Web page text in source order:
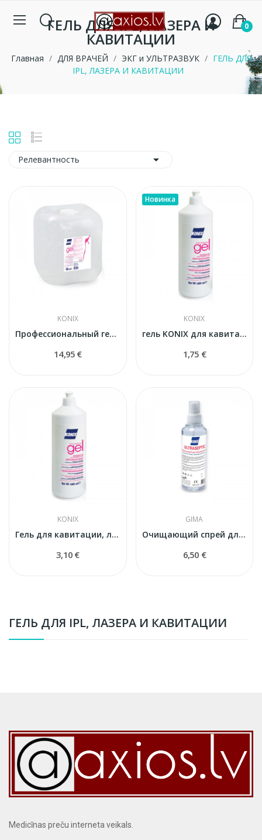
0
ГЕЛЬ ДЛЯ IPL, ЛАЗЕРА И
КАВИТАЦИИ
Главная ДЛЯ ВРАЧЕЙ ЭКГ и УЛЬТРАЗВУК
ГЕЛЬ ДЛЯ
IPL, ЛАЗЕРА И КАВИТАЦИИ
ГЕЛЬ ДЛЯ IPL, ЛАЗЕРА И КАВИТАЦИИ
Релевантность 
KONIX
Профессиональный гель KONIX для кавитации,...
14,95 €
Новинка
KONIX
гель KONIX для кавитации, лазера и IPL — 250 мл
1,75 €
KONIX
Гель для кавитации, лазера и IPL — Флакон 1 л,...
3,10 €
GIMA
Очищающий спрей для поверхностей и зондов, 250 мл
6,50 €
Medicīnas preču interneta veikals.